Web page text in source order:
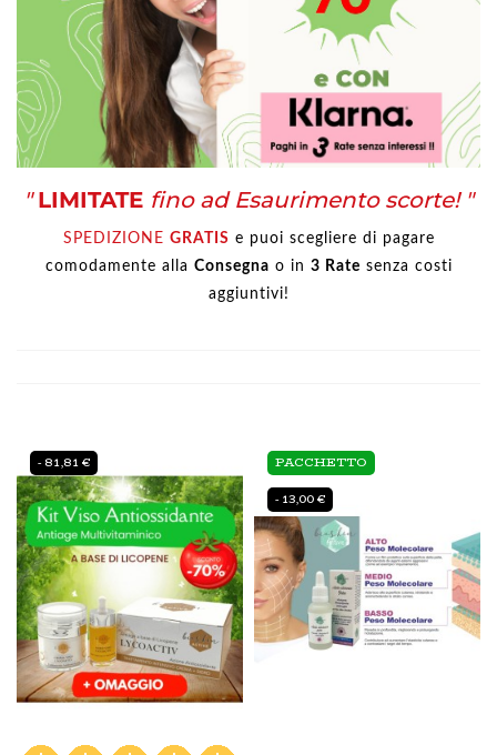
"LIMITATE finoad Esaurimento scorte! "
SPEDIZIONE GRATIS e puoi scegliere di pagare
comodamente alla Consegna o in 3 Rate senza costi
aggiuntivi!
- 81,81 €
PACCHETTO
- 13,00 €